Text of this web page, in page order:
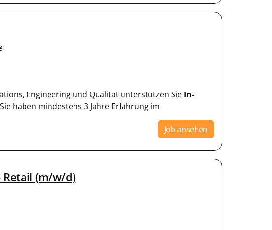
Engineering und Qualität unterstützen Sie In-
haben mindestens 3 Jahre Erfahrung im
Job ansehen
Retail (m/w/d)